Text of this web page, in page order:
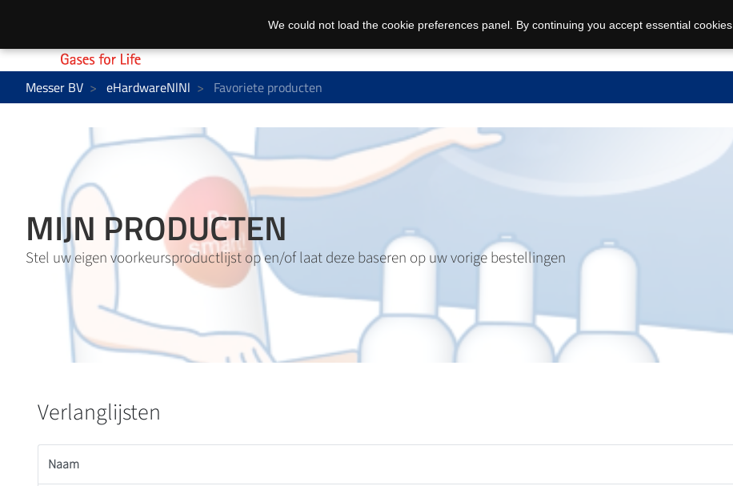
Messer BV eHardwareNlNl Favoriete producten
MIJN PRODUCTEN
Stel uw eigen voorkeursproductlijst op en/of laat deze baseren op uw vorige bestellingen
Verlanglijsten
Naam
We could not load the cookie preferences panel. By continuing you accept essential cookies.